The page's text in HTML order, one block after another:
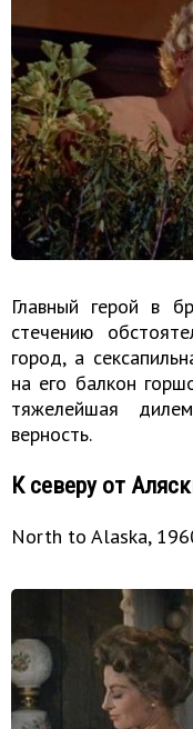
Главный герой в
стечению
город, а
на его балкон
тяжелейшая
верность.
К северу от
North to Alaska,